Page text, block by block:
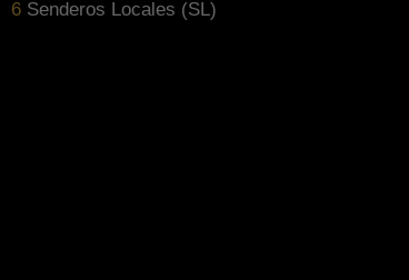
11 Senderos Locales (SL)